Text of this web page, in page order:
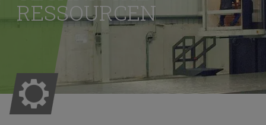
RESSOURCEN